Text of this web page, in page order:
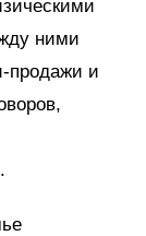
ними
продажи и